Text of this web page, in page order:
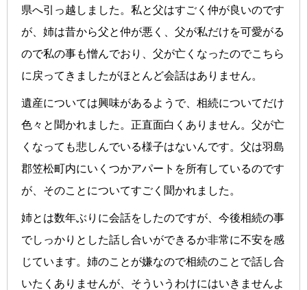
県へ引っ越しました。私と父はすごく仲が良いのです
が、姉は昔から父と仲が悪く、父が私だけを可愛がる
ので私の事も憎んでおり、父が亡くなったのでこちら
に戻ってきましたがほとんど会話はありません。
遺産については興味があるようで、相続についてだけ
色々と聞かれました。正直面白くありません。父が亡
くなっても悲しんでいる様子はないんです。父は羽島
郡笠松町内にいくつかアパートを所有しているのです
が、そのことについてすごく聞かれました。
姉とは数年ぶりに会話をしたのですが、今後相続の事
でしっかりとした話し合いができるか非常に不安を感
じています。姉のことが嫌なので相続のことで話し合
いたくありませんが、そういうわけにはいきませんよ